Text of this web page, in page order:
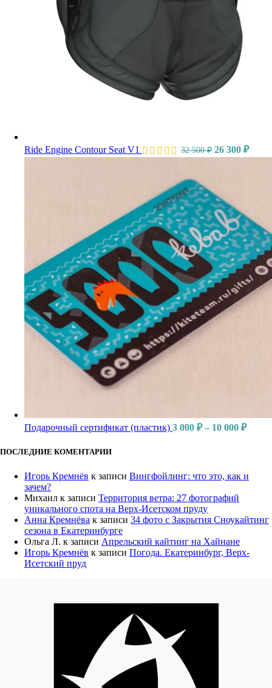
Ride Engine Contour Seat V1 32 500₽ 26 300 ₽
Подарочный сертификат (пластик) 3 000 ₽ – 10 000 ₽
ПОСЛЕДНИЕ КОМЕНТАРИИ
Игорь Кремнёв к записи Вингфойлинг: что это, как и
зачем?
Михаил к записи Территория ветра: 27 фотографий
уникального спота на Верх-Исетском пруду
Анна Кремнёва к записи 34 фото с Закрытия Сноукайтинг
сезона в Екатеринбурге
Ольга Л. к записи Апрельский кайтинг на Хайнане
Игорь Кремнёв к записи Погода. Екатеринбург, Верх-
Исетский пруд